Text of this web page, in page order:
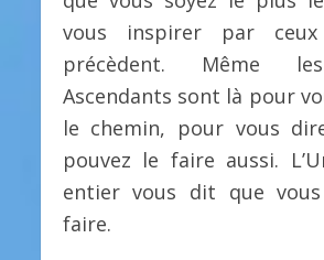
vous inspirer par
précèdent. Même
Ascendants sont là pour
le chemin, pour vous
pouvez le faire aussi.
entier vous dit que
faire.